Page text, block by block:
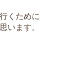
くために
います。